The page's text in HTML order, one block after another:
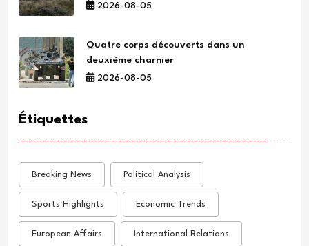
2026-08-05
Quatre corps découverts dans un
deuxième charnier
2026-08-05
Étiquettes
Breaking News Political Analysis
Sports Highlights Economic Trends
European Affairs International Relations